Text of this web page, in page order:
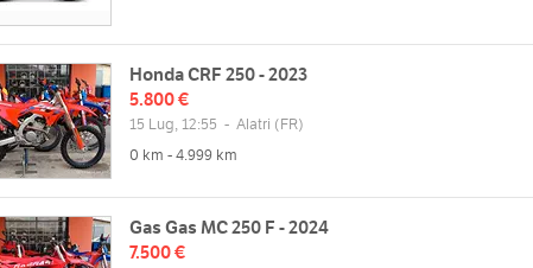
Honda CRF 250 - 2023
5.800 €
15 Lug, 12:55 - Alatri (FR)
0 km - 4.999 km
Gas Gas MC 250 F - 2024
7.500 €